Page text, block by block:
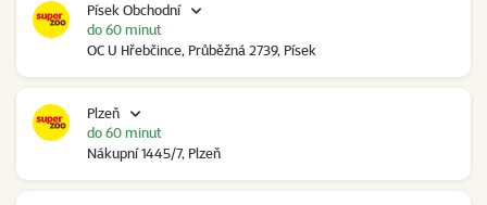
Písek Obchodní
OC U Hřebčince, Průběžná 2739, Písek
do 60 minut
Plzeň
Nákupní 1445/7, Plzeň
do 60 minut